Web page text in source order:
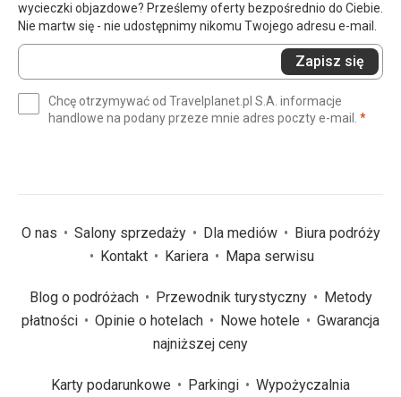
wycieczki objazdowe? Prześlemy oferty bezpośrednio do Ciebie.
Nie martw się - nie udostępnimy nikomu Twojego adresu e-mail.
Wprowadź
swój
(wymagane)
Zapisz się
Chcę otrzymywać od Travelplanet.pl S.A. informacje
handlowe na podany przeze mnie adres poczty e-mail. *
O nas Salony sprzedaży Dla mediów
Biura podróży
Kontakt
Kariera Mapa serwisu
Blog o podróżach Przewodnik turystyczny
Metody
płatności
Opinie o hotelach Nowe hotele
Gwarancja
najniższej ceny
Karty podarunkowe Parkingi
Wypożyczalnia